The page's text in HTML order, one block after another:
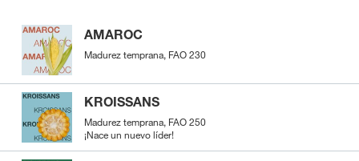
AMAROC
Madurez temprana, FAO 230
KROISSANS
Madurez temprana, FAO 250
¡Nace un nuevo líder!